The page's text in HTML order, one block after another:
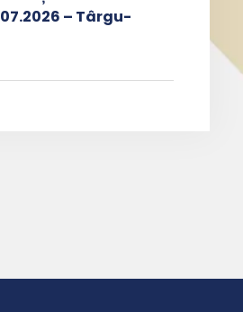
– Târgu-